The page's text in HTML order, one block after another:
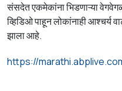
संसदेत एकमेकांना भिडणाऱ्या
व्हिडिओ पाहून लोकांनाही आश्चर्य
झाला आहे.